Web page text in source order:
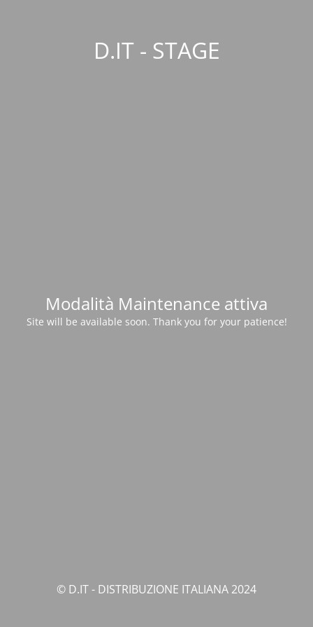
D.IT - STAGE
Modalità Maintenance attiva
Site will be available soon. Thank you for your patience!
© D.IT - DISTRIBUZIONE ITALIANA 2024